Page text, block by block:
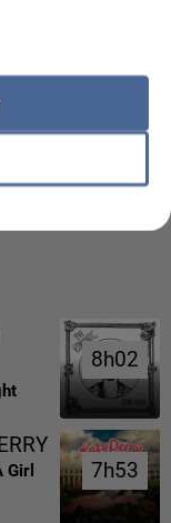
DÉROBÉES À
8h02
8h02
Girl 7h53
7h53